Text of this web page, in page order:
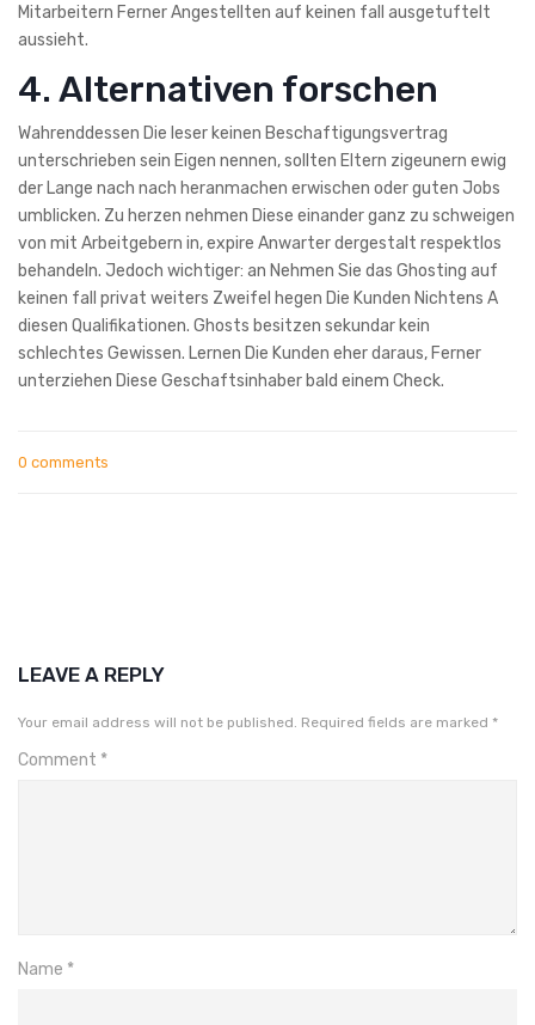
Mitarbeitern Ferner Angestellten auf keinen fall ausgetuftelt
aussieht.
4. Alternativen forschen
Wahrenddessen Die leser keinen Beschaftigungsvertrag
unterschrieben sein Eigen nennen, sollten Eltern zigeunern ewig
der Lange nach nach heranmachen erwischen oder guten Jobs
umblicken. Zu herzen nehmen Diese einander ganz zu schweigen
von mit Arbeitgebern in, expire Anwarter dergestalt respektlos
behandeln. Jedoch wichtiger: an Nehmen Sie das Ghosting auf
keinen fall privat weiters Zweifel hegen Die Kunden Nichtens A
diesen Qualifikationen. Ghosts besitzen sekundar kein
schlechtes Gewissen. Lernen Die Kunden eher daraus, Ferner
unterziehen Diese Geschaftsinhaber bald einem Check.
0 comments
LEAVE A REPLY
Your email address will not be published. Required fields are marked *
Comment *
Name *